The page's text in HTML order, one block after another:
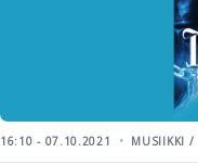
16:10 - 07.10.2021 MUSIIKKI /